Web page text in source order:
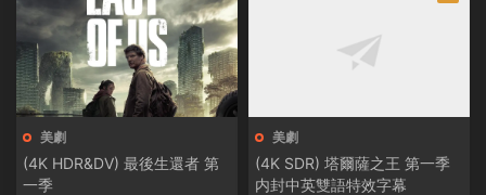
美劇
(4K HDR&DV) 最後生還者 第
一季
美劇
(4K SDR) 塔爾薩之王 第一季
内封中英雙語特效字幕